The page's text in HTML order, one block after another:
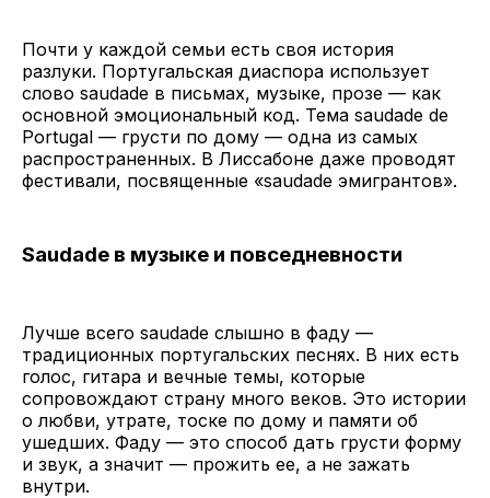
Почти у каждой семьи есть своя история
разлуки. Португальская диаспора использует
слово saudade в письмах, музыке, прозе — как
основной эмоциональный код. Тема saudade de
Portugal — грусти по дому — одна из самых
распространенных. В Лиссабоне даже проводят
фестивали, посвященные «saudade эмигрантов».
Saudade в музыке и повседневности
Лучше всего saudade слышно в фаду —
традиционных португальских песнях. В них есть
голос, гитара и вечные темы, которые
сопровождают страну много веков. Это истории
о любви, утрате, тоске по дому и памяти об
ушедших. Фаду — это способ дать грусти форму
и звук, а значит — прожить ее, а не зажать
внутри.